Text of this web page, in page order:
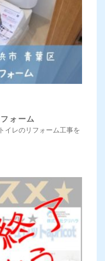
ォーム
イレのリフォーム工事を